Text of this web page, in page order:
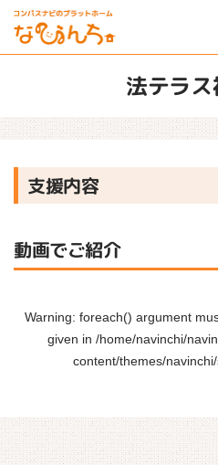
法テラ
支援内容
動画でご紹介
Warning: foreach() argument
given in /home/navinchi/
content/themes/